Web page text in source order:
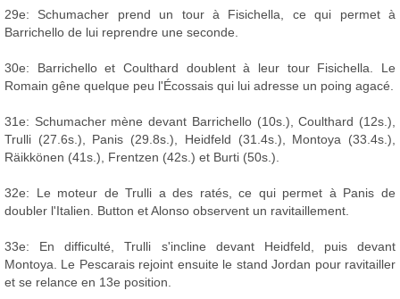
29e: Schumacher prend un tour à Fisichella, ce qui permet à
Barrichello de lui reprendre une seconde.
30e: Barrichello et Coulthard doublent à leur tour Fisichella. Le
Romain gêne quelque peu l'Écossais qui lui adresse un poing agacé.
31e: Schumacher mène devant Barrichello (10s.), Coulthard (12s.),
Trulli (27.6s.), Panis (29.8s.), Heidfeld (31.4s.), Montoya (33.4s.),
Räikkönen (41s.), Frentzen (42s.) et Burti (50s.).
32e: Le moteur de Trulli a des ratés, ce qui permet à Panis de
doubler l'Italien. Button et Alonso observent un ravitaillement.
33e: En difficulté, Trulli s'incline devant Heidfeld, puis devant
Montoya. Le Pescarais rejoint ensuite le stand Jordan pour ravitailler
et se relance en 13e position.